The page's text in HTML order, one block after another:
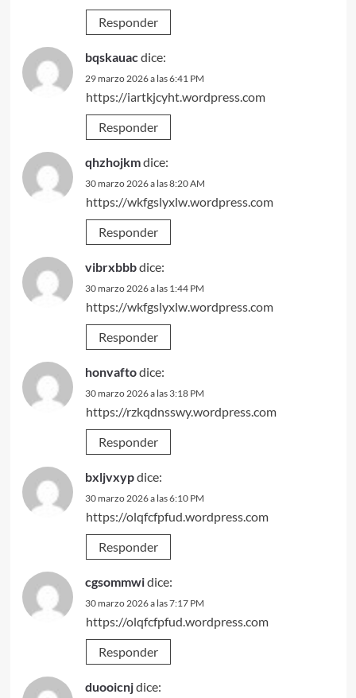
Responder
bqskauacdice:
29 marzo 2026 a las 6:41 PM
https://iartkjcyht.wordpress.com
Responder
qhzhojkmdice:
30 marzo 2026 a las 8:20 AM
https://wkfgslyxlw.wordpress.com
Responder
vibrxbbbdice:
30 marzo 2026 a las 1:44 PM
https://wkfgslyxlw.wordpress.com
Responder
honvaftodice:
30 marzo 2026 a las 3:18 PM
https://rzkqdnsswy.wordpress.com
Responder
bxljvxypdice:
30 marzo 2026 a las 6:10 PM
https://olqfcfpfud.wordpress.com
Responder
cgsommwidice:
30 marzo 2026 a las 7:17 PM
https://olqfcfpfud.wordpress.com
Responder
duooicnjdice: